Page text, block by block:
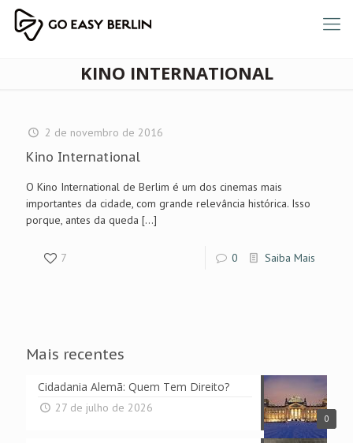
KINO INTERNATIONAL
2 de novembro de 2016
Kino International
O Kino International de Berlim é um dos cinemas mais
importantes da cidade, com grande relevância histórica. Isso
porque, antes da queda […]
7 0 Saiba Mais
Mais recentes
0
Cidadania Alemã: Quem Tem Direito?
27 de julho de 2026